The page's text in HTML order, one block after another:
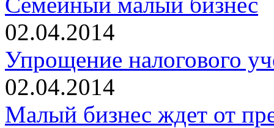
02.04.2014
Упрощение налогового
02.04.2014
Малый бизнес ждет от